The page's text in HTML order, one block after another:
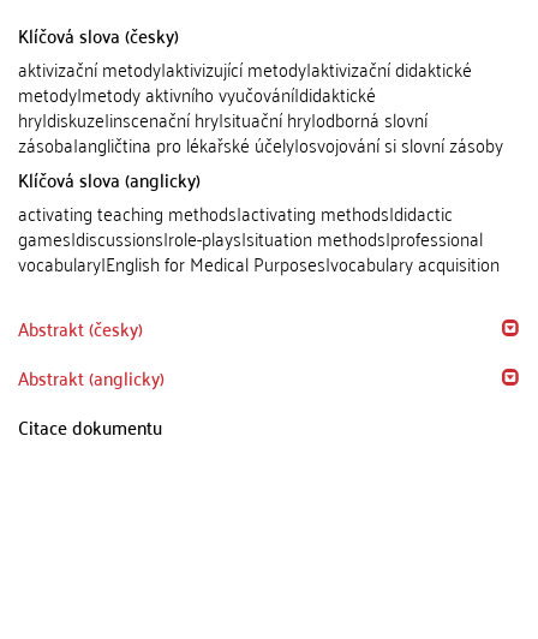
Klíčová slova (česky)
aktivizační metody|aktivizující metody|aktivizační didaktické
metody|metody aktivního vyučování|didaktické
hry|diskuze|inscenační hry|situační hry|odborná slovní
zásoba|angličtina pro lékařské účely|osvojování si slovní zásoby
Klíčová slova (anglicky)
activating teaching methods|activating methods|didactic
games|discussions|role-plays|situation methods|professional
vocabulary|English for Medical Purposes|vocabulary acquisition
Abstrakt (česky)
Abstrakt (anglicky)
Citace dokumentu